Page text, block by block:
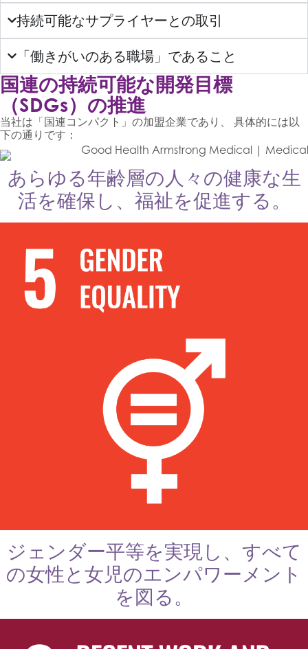
持続可能なサプライヤーとの取引
「働きがいのある職場」であること
国連の持続可能な開発目標
（SDGs）の推進
当社は「国連コンパクト」の加盟企業であり、 具体的には以
下の通りです：
あらゆる年齢層の人々の健康な生
活を確保し、福祉を促進する。
ジェンダー平等を実現し、すべて
の女性と女児のエンパワーメント
を図る。